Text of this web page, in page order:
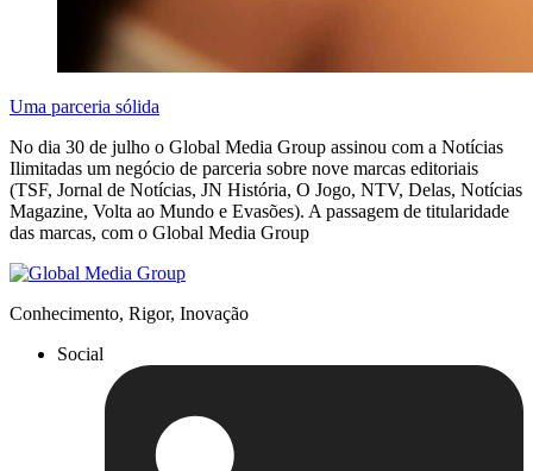
Uma parceria sólida
No dia 30 de julho o Global Media Group assinou com a Notícias
Ilimitadas um negócio de parceria sobre nove marcas editoriais
(TSF, Jornal de Notícias, JN História, O Jogo, NTV, Delas, Notícias
Magazine, Volta ao Mundo e Evasões). A passagem de titularidade
das marcas, com o Global Media Group
Conhecimento, Rigor, Inovação
Social